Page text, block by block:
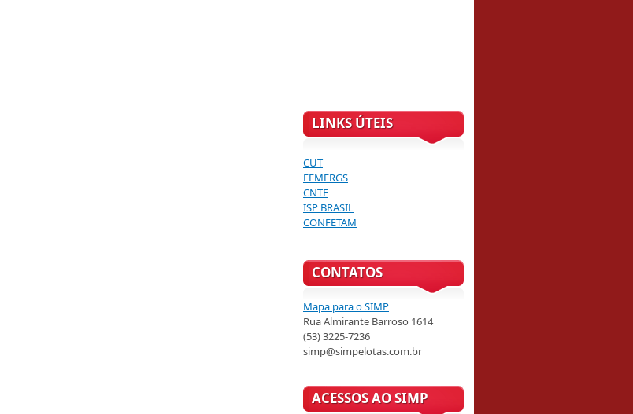
LINKS ÚTEIS
CUT
FEMERGS
CNTE
ISP BRASIL
CONFETAM
CONTATOS
Mapa para o SIMP
Rua Almirante Barroso 1614
(53) 3225-7236
simp@simpelotas.com.br
ACESSOS AO SIMP